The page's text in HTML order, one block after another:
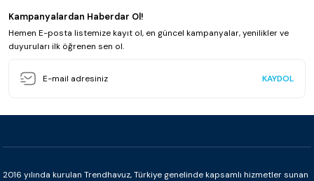
Kampanyalardan Haberdar Ol!
Hemen E-posta listemize kayıt ol, en güncel kampanyalar, yenilikler ve
duyuruları ilk öğrenen sen ol.
KAYDOL
2016 yılında kurulan Trendhavuz, Türkiye genelinde kapsamlı hizmetler sunan